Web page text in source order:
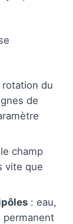
rotation du
de
champ
vite que
: eau,